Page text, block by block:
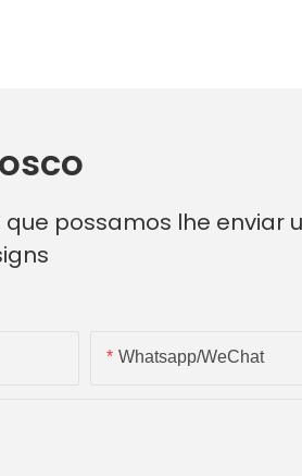
possamos lhe enviar
Whatsapp/WeChat